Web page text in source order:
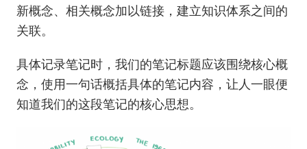
新概念、相关概念加以链接，建立知识体系之间的
关联。
具体记录笔记时，我们的笔记标题应该围绕核心概
念，使用一句话概括具体的笔记内容，让人一眼便
知道我们的这段笔记的核心思想。